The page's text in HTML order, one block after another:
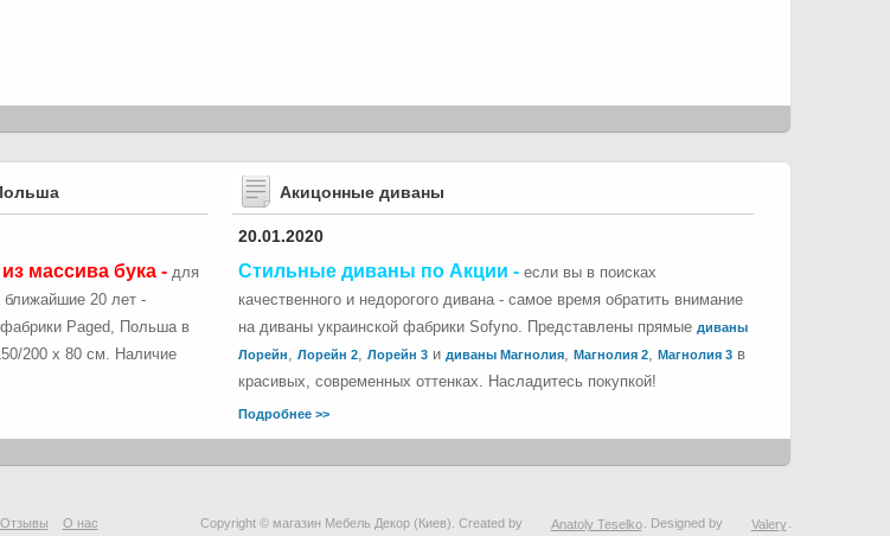
массива бука - для
20 лет -
Paged, Польша в
200 х 80 см. Наличие
Акицонные диваны
20.01.2020
Стильные диваны по Акции - если вы в поисках
качественного и недорогого дивана - самое время обратить внимание
на диваны украинской фабрики Sofyno. Представлены прямые диваны
Лорейн, Лорейн 2, Лорейн 3 и диваны Магнолия, Магнолия 2, Магнолия 3 в
красивых, современных оттенках. Насладитесь покупкой!
Подробнее >>
Отзывы О нас Copyright © магазин Мебель Декор (Киев). Created by Anatoly Teselko . Designed by Valery .